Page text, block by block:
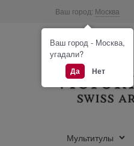
Ваш город: Москва
Мультитулы
Ваш город - Москва,
угадали?
Да Нет